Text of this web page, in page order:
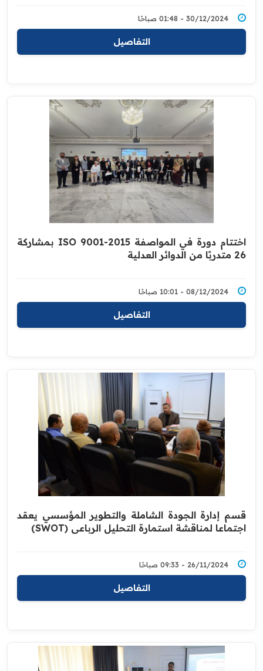
30/12/2024 - 01:48 صباحًا
التفاصيل
اختتام دورة في المواصفة ISO 9001-2015 بمشاركة
26 متدربًا من الدوائر العدلية
08/12/2024 - 10:01 صباحًا
التفاصيل
قسم إدارة الجودة الشاملة والتطوير المؤسسي يعقد
اجتماعا لمناقشة استمارة التحليل الرباعي (SWOT)
26/11/2024 - 09:33 صباحًا
التفاصيل